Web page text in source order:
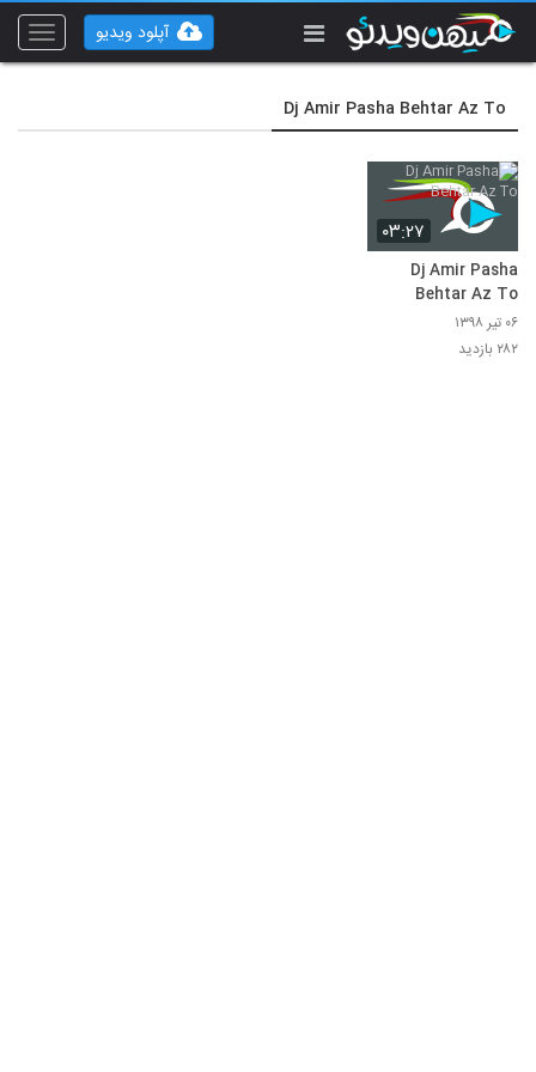
Toggle
آپلود ویدیو
Dj Amir Pasha Behtar Az To
۰۳:۲۷
Dj Amir Pasha
Behtar Az To
۰۶ تیر ۱۳۹۸
۲۸۲ بازدید